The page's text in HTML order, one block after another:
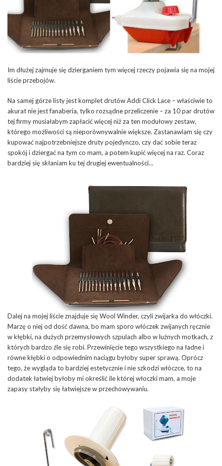
Im dłużej zajmuje się dzierganiem tym więcej rzeczy pojawia się na mojej
liście przebojów.
Na samej górze listy jest komplet drutów Addi Click Lace – właściwie to
akurat nie jest fanaberia, tylko rozsądne przeliczenie – za 10 par drutów
tej firmy musiałabym zapłacić więcej niż za ten modułowy zestaw,
którego możliwości są nieporównywalnie większe. Zastanawiam się czy
kupować najpotrzebniejsze druty pojedynczo, czy dać sobie teraz
spokój i dziergać na tym co mam, a potem kupić więcej na raz. Coraz
bardziej się skłaniam ku tej drugiej ewentualności…
Dalej na mojej liście znajduje się Wool Winder, czyli zwijarka do włóczki.
Marzę o niej od dość dawna, bo mam sporo włóczek zwijanych ręcznie
w kłębki, na dużych przemysłowych szpulach albo w luźnych motkach, z
których bardzo źle się robi. Przewinięcie tego wszystkiego na ładne i
równe kłębki o odpowiednim naciągu byłoby super sprawą. Oprócz
tego, że wygląda to bardziej estetycznie i nie szkodzi włóczce, to na
dodatek łatwiej byłoby mi określić ile której włoczki mam, a moje
zapasy stałyby się łatwiejsze w przechowywaniu.